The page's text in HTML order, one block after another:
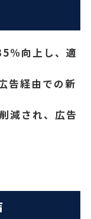
向上し、適
告経由での新
減され、広告